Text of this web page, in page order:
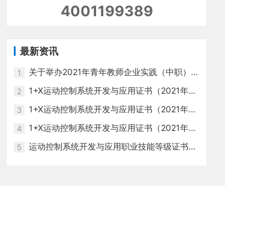
4001199389
最新资讯
1
关于举办2021年青年教师企业实践（中职）-
计算机视觉+智能控制技术（国培）的报名表
格
2
1+X运动控制系统开发与应用证书（2021年第
4期）考评员培训通知
3
1+X运动控制系统开发与应用证书（2021年第
3期）考评员培训通知
4
1+X运动控制系统开发与应用证书（2021年第
1、2期）考评员培训通知
5
运动控制系统开发与应用职业技能等级证书考